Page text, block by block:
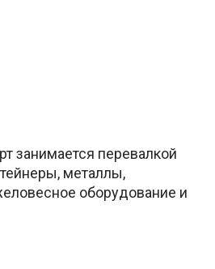
занимается перевалкой
металлы,
оборудование и